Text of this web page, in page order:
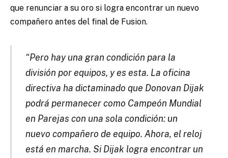
que renunciar a su oro si logra encontrar un nuevo
compañero antes del final de Fusion.
“Pero hay una gran condición para la
división por equipos, y es esta. La oficina
directiva ha dictaminado que Donovan Dijak
podrá permanecer como Campeón Mundial
en Parejas con una sola condición: un
nuevo compañero de equipo. Ahora, el reloj
está en marcha. Si Dijak logra encontrar un